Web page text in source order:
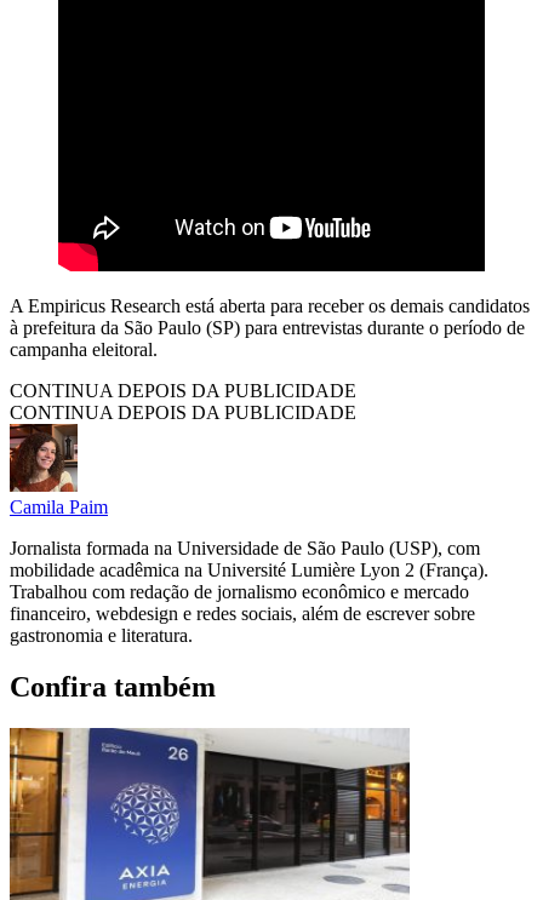
A Empiricus Research está aberta para receber os demais candidatos
à prefeitura da São Paulo (SP) para entrevistas durante o período de
campanha eleitoral.
CONTINUA DEPOIS DA PUBLICIDADE
CONTINUA DEPOIS DA PUBLICIDADE
Camila Paim
Jornalista formada na Universidade de São Paulo (USP), com
mobilidade acadêmica na Université Lumière Lyon 2 (França).
Trabalhou com redação de jornalismo econômico e mercado
financeiro, webdesign e redes sociais, além de escrever sobre
gastronomia e literatura.
Confira também